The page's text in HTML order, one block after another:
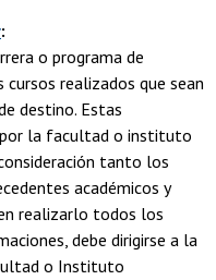
:
o programa de
realizados que sean
destino. Estas
por la facultad o instituto
tanto los
académicos y
realizarlo todos los
debe dirigirse a la
o Instituto